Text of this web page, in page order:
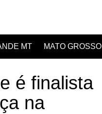
MT MATO GROSSO
é finalista
na